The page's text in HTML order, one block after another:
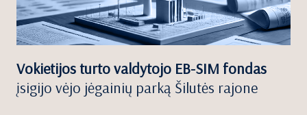
Vokietijos turto valdytojo EB-SIM fondas
įsigijo vėjo jėgainių parką Šilutės rajone